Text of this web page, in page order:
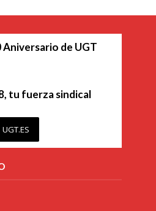
Aniversario de UGT
tu fuerza sindical
UGT.ES